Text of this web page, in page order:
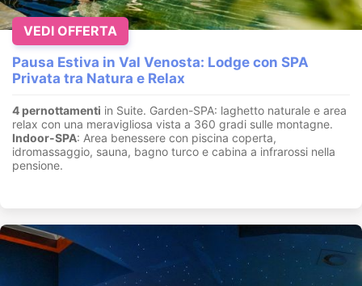
Pausa Estiva in Val Venosta: Lodge con SPA
Privata tra Natura e Relax
4 pernottamenti in Suite. Garden-SPA: laghetto naturale e area
relax con una meravigliosa vista a 360 gradi sulle montagne.
Indoor-SPA: Area benessere con piscina coperta,
idromassaggio, sauna, bagno turco e cabina a infrarossi nella
pensione.
VEDI OFFERTA